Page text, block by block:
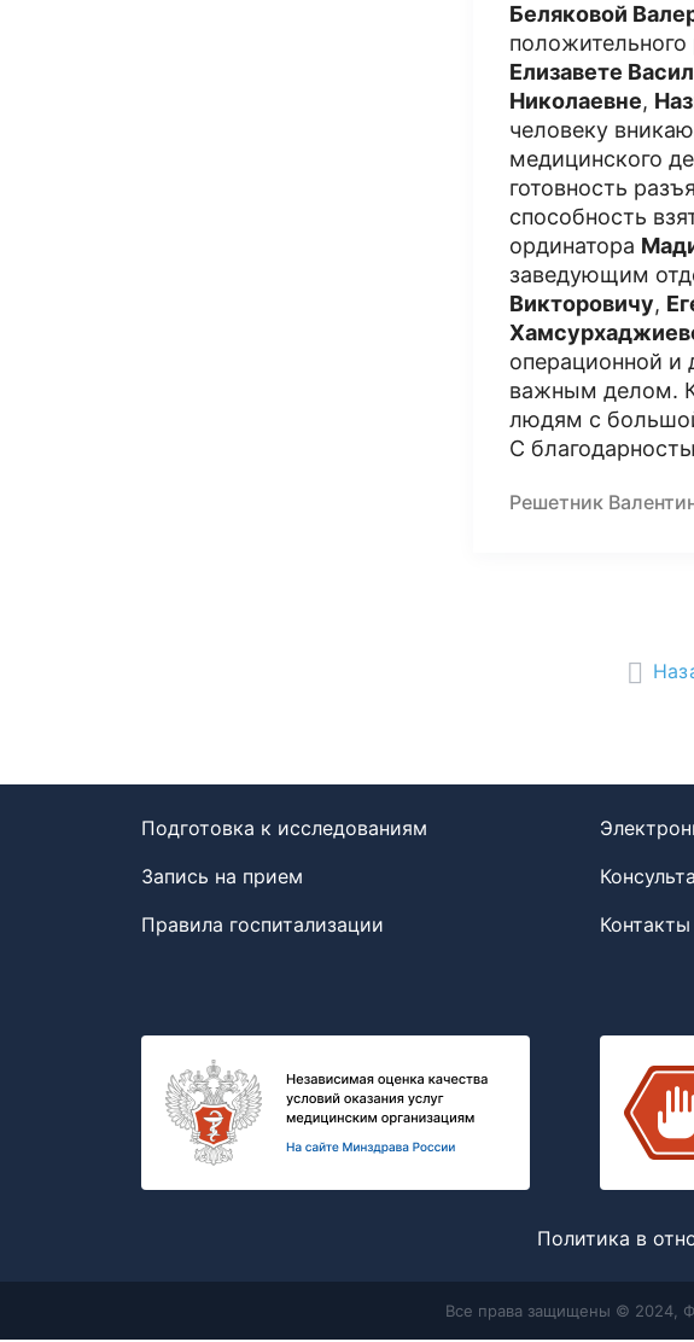
Беляковой
Елизавете
Николаевне,
человеку
медицинского
готовность
способность
ординатора
заведующим
Викторовичу,
операционной и
важным делом.
людям с
С
Решетник
Подготовка к исследованиям
Запись на прием
Правила госпитализации
Контакты
Политика в
Все права защищены © 2024,